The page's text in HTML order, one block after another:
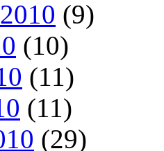
(9)
(10)
(11)
(11)
(29)